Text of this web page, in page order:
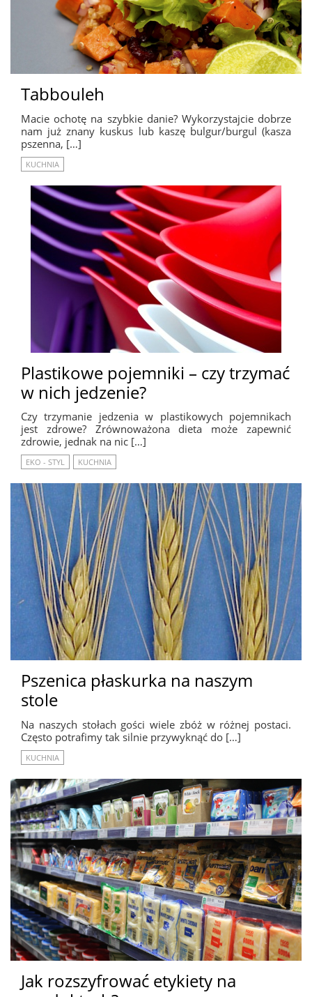
Tabbouleh
Macie ochotę na szybkie danie? Wykorzystajcie dobrze
nam już znany kuskus lub kaszę bulgur/burgul (kasza
pszenna, […]
KUCHNIA
Plastikowe pojemniki – czy trzymać
w nich jedzenie?
Czy trzymanie jedzenia w plastikowych pojemnikach
jest zdrowe? Zrównoważona dieta może zapewnić
zdrowie, jednak na nic […]
EKO - STYL KUCHNIA
Pszenica płaskurka na naszym
stole
Na naszych stołach gości wiele zbóż w różnej postaci.
Często potrafimy tak silnie przywyknąć do […]
KUCHNIA
Jak rozszyfrować etykiety na